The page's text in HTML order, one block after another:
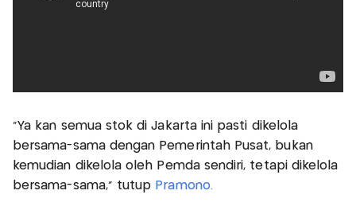
"Ya kan semua stok di Jakarta ini pasti dikelola
bersama-sama dengan Pemerintah Pusat, bukan
kemudian dikelola oleh Pemda sendiri, tetapi dikelola
bersama-sama," tutup Pramono.